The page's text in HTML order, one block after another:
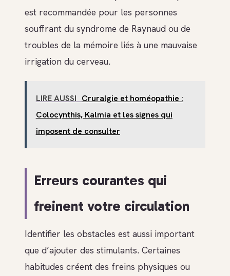
est recommandée pour les personnes
souffrant du syndrome de Raynaud ou de
troubles de la mémoire liés à une mauvaise
irrigation du cerveau.
LIRE AUSSI Cruralgie et homéopathie :
Colocynthis, Kalmia et les signes qui
imposent de consulter
Erreurs courantes qui
freinent votre circulation
Identifier les obstacles est aussi important
que d’ajouter des stimulants. Certaines
habitudes créent des freins physiques ou